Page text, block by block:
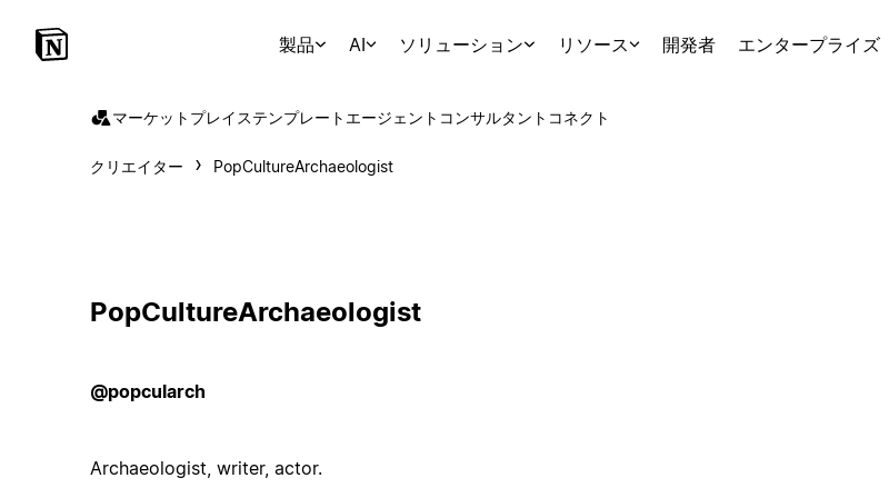
製品 AI ソリューション リソース 開発者 エンタープライズ
マーケットプレイステンプレート エージェント コンサルタント コネクト
クリエイター PopCultureArchaeologist
PopCultureArchaeologist
@popcularch
Archaeologist, writer, actor.